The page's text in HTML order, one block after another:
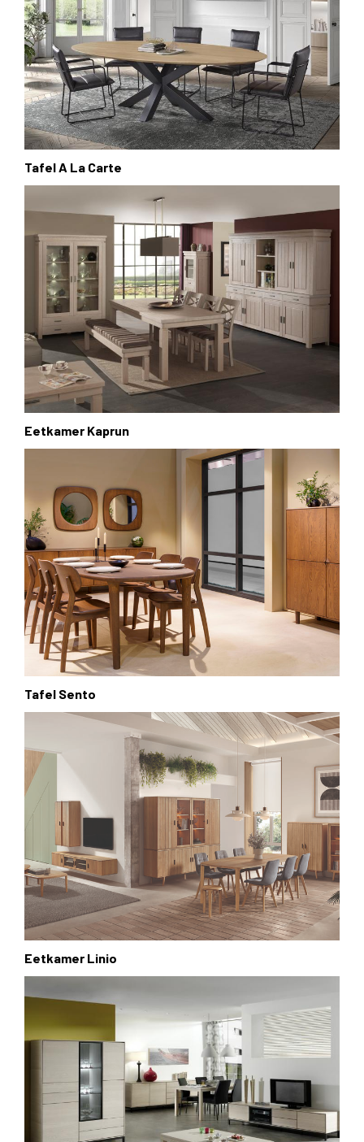
Tafel A La Carte
Eetkamer Kaprun
Tafel Sento
Eetkamer Linio